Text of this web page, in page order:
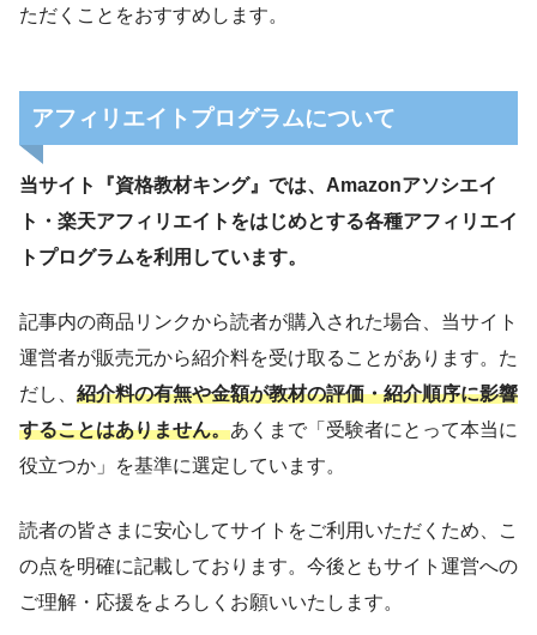
ただくことをおすすめします。
アフィリエイトプログラムについて
当サイト『資格教材キング』では、Amazonアソシエイ
ト・楽天アフィリエイトをはじめとする各種アフィリエイ
トプログラムを利用しています。
記事内の商品リンクから読者が購入された場合、当サイト
運営者が販売元から紹介料を受け取ることがあります。た
だし、 紹介料の有無や金額が教材の評価・紹介順序に影響
することはありません。あくまで「受験者にとって本当に
役立つか」を基準に選定しています。
読者の皆さまに安心してサイトをご利用いただくため、こ
の点を明確に記載しております。今後ともサイト運営への
ご理解・応援をよろしくお願いいたします。